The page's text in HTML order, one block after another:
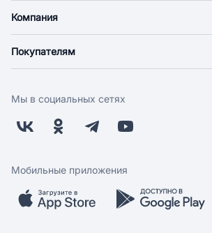
Компания
Новости
Поставщикам
Заводчикам
Обратная связь
Покупателям
Оплата
Бонусная программа
Скидки и акции
Мобильное приложение
Мы в социальных сетях
Мобильные приложения